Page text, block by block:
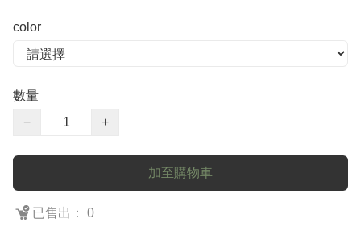
color
數量
−
+
加至購物車
已售出： 0